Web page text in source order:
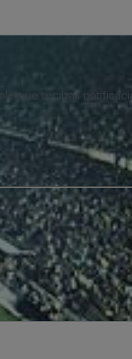
que recibas